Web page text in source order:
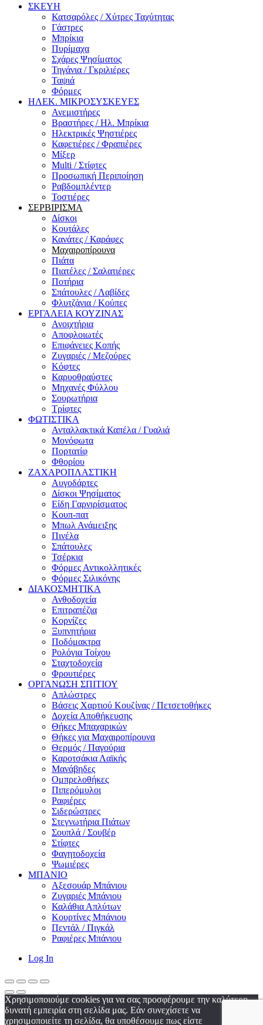
ΣΚΕΥΗ
Κατσαρόλες / Χύτρες Ταχύτητας
Γάστρες
Μπρίκια
Πυρίμαχα
Σχάρες Ψησίματος
Τηγάνια / Γκριλιέρες
Ταψιά
Φόρμες
ΗΛΕΚ. ΜΙΚΡΟΣΥΣΚΕΥΕΣ
Ανεμιστήρες
Βραστήρες / Ηλ. Μπρίκια
Ηλεκτρικές Ψηστιέρες
Καφετιέρες / Φραπιέρες
Μίξερ
Multi / Στίφτες
Προσωπική Περιποίηση
Ραβδομπλέντερ
Τοστιέρες
ΣΕΡΒΙΡΙΣΜΑ
Δίσκοι
Κουτάλες
Κανάτες / Καράφες
Μαχαιροπίρουνα
Πιάτα
Πιατέλες / Σαλατιέρες
Ποτήρια
Σπάτουλες / Λαβίδες
Φλυτζάνια / Κούπες
ΕΡΓΑΛΕΙΑ ΚΟΥΖΙΝΑΣ
Ανοιχτήρια
Αποφλοιωτές
Επιφάνειες Κοπής
Ζυγαριές / Μεζούρες
Κόφτες
Καρυοθραύστες
Μηχανές Φύλλου
Σουρωτήρια
Τρίφτες
ΦΩΤΙΣΤΙΚΑ
Ανταλλακτικά Καπέλα / Γυαλιά
Μονόφωτα
Πορτατίφ
Φθορίου
ΖΑΧΑΡΟΠΛΑΣΤΙΚΗ
Αυγοδάρτες
Δίσκοι Ψησίματος
Είδη Γαρνιρίσματος
Κουπ-πατ
Μπωλ Ανάμειξης
Πινέλα
Σπάτουλες
Τσέρκια
Φόρμες Αντικολλητικές
Φόρμες Σιλικόνης
ΔΙΑΚΟΣΜΗΤΙΚΑ
Ανθοδοχεία
Επιτραπέζια
Κορνίζες
Ξυπνητήρια
Ποδόμακτρα
Ρολόγια Τοίχου
Σταχτοδοχεία
Φρουτιέρες
ΟΡΓΑΝΩΣΗ ΣΠΙΤΙΟΥ
Απλώστρες
Βάσεις Χαρτιού Κουζίνας / Πετσετοθήκες
Δοχεία Αποθήκευσης
Θήκες Μπαχαρικών
Θήκες για Μαχαιροπίρουνα
Θερμός / Παγούρια
Καροτσάκια Λαϊκής
Μανάβηδες
Ομπρελοθήκες
Πιπερόμυλοι
Ραφιέρες
Σιδερώστρες
Στεγνωτήρια Πιάτων
Σουπλά / Σουβέρ
Στίφτες
Φαγητοδοχεία
Ψωμιέρες
ΜΠΑΝΙΟ
Αξεσουάρ Μπάνιου
Ζυγαριές Μπάνιου
Καλάθια Απλύτων
Κουρτίνες Μπάνιου
Πεντάλ / Πιγκάλ
Ραφιέρες Μπάνιου
Log In
Χρησιμοποιούμε cookies για να σας προσφέρουμε την καλύτερη
δυνατή εμπειρία στη σελίδα μας. Εάν συνεχίσετε να
χρησιμοποιείτε τη σελίδα, θα υποθέσουμε πως είστε